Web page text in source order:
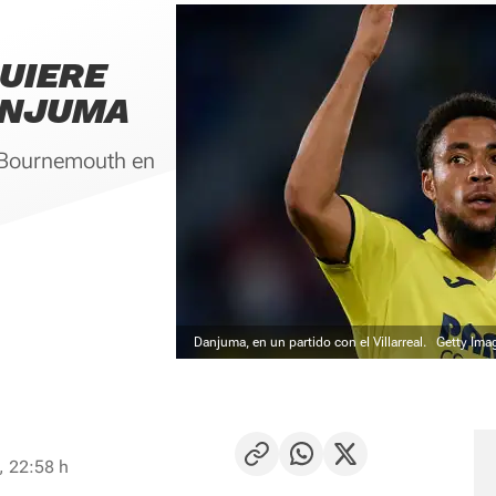
en
Danjuma, en un partido con el Villarreal. Getty
22:58 h